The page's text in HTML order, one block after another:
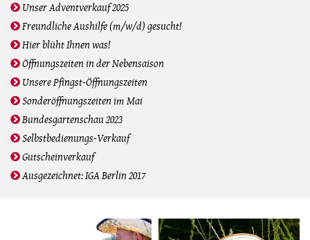
Unser Adventverkauf 2025
Freundliche Aushilfe (m/w/d) gesucht!
Hier blüht Ihnen was!
Öffnungszeiten in der Nebensaison
Unsere Pfingst-Öffnungszeiten
Sonderöffnungszeiten im Mai
Bundesgartenschau 2023
Selbstbedienungs-Verkauf
Gutscheinverkauf
Ausgezeichnet: IGA Berlin 2017